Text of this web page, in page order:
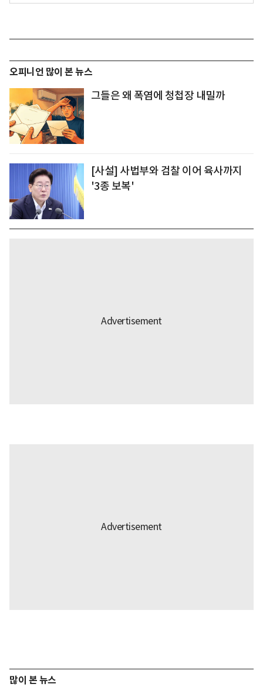
오피니언 많이 본 뉴스
그들은 왜 폭염에 청첩장 내밀까
[사설] 사법부와 검찰 이어 육사까지
'3종 보복'
많이 본 뉴스